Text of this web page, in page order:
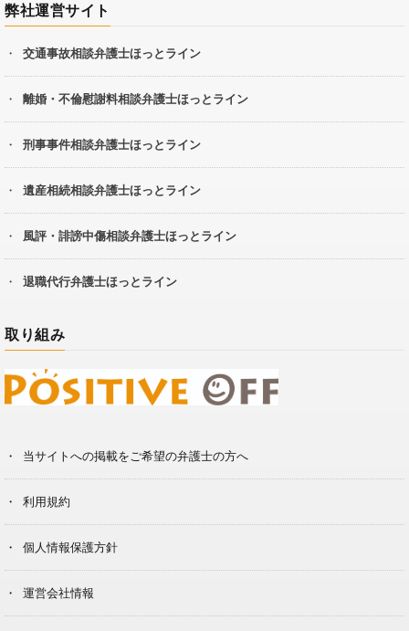
弊社運営サイト
交通事故相談弁護士ほっとライン
離婚・不倫慰謝料相談弁護士ほっとライン
刑事事件相談弁護士ほっとライン
遺産相続相談弁護士ほっとライン
風評・誹謗中傷相談弁護士ほっとライン
退職代行弁護士ほっとライン
取り組み
当サイトへの掲載をご希望の弁護士の方へ
利用規約
個人情報保護方針
運営会社情報